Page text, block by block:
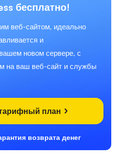
бесплатно!
веб-сайтом, идеально
и
новом сервере, с
на ваш веб-сайт и службы
план
возврата денег